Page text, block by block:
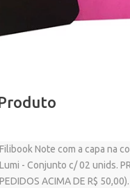
Filibook Note com a capa na
Lumi - Conjunto c/ 02 unids.
PEDIDOS ACIMA DE R$ 50,00).